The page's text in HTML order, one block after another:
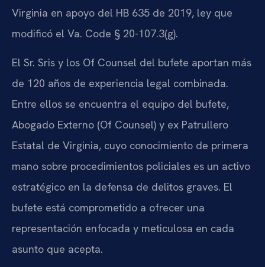
Virginia en apoyo del HB 635 de 2019, ley que
modificó el Va. Code § 20-107.3(g).
El Sr. Sris y los Of Counsel del bufete aportan más
de 120 años de experiencia legal combinada.
Entre ellos se encuentra el equipo del bufete,
Abogado Externo (Of Counsel) y ex Patrullero
Estatal de Virginia, cuyo conocimiento de primera
mano sobre procedimientos policiales es un activo
estratégico en la defensa de delitos graves. El
bufete está comprometido a ofrecer una
representación enfocada y meticulosa en cada
asunto que acepta.